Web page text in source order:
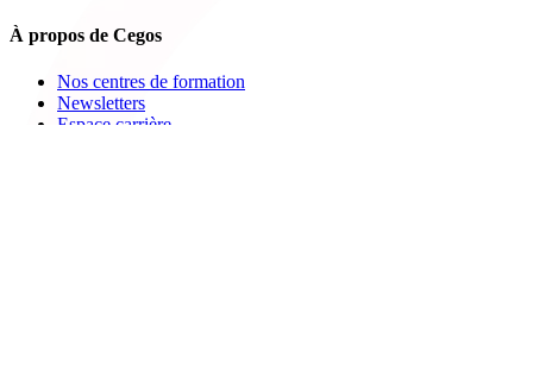
À propos de Cegos
Nos centres de formation
Newsletters
Espace carrière